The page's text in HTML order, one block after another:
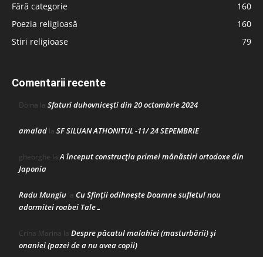
Fără categorie
160
Poezia religioasă
160
Stiri religioase
79
Comentarii recente
Doina la Sfaturi duhovnicești din 20 octombrie 2024
amalad la SF SILUAN ATHONITUL -11/ 24 SEPEMBRIE
gheorghe laA început construcţia primei mănăstiri ortodoxe din
Japonia
Radu Mungiu la Cu Sfinții odihnește Doamne sufletul nou
adormitei roabei Tale…
Crina Marina la Despre păcatul malahiei (masturbării) şi
onaniei (pazei de a nu avea copii)